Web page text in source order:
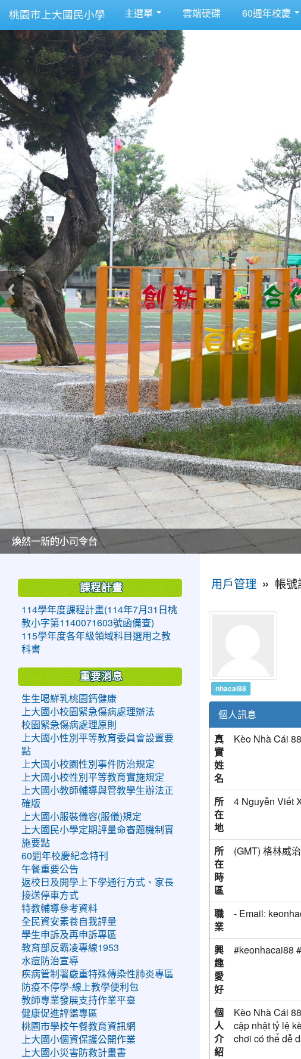
桃園市上大國民小學 主選單 雲端硬碟 60週年校慶
美麗的操場是我們活力的來源
美麗的操場是我們活力的來源
煥然一新的小司令台
煥然一新的小司令台
富含桃園埤塘田園風光意象的中廊
富含桃園埤塘田園風光意象的中廊
嶄新的中庭廣場
嶄新的中庭廣場
水生池生生不息
水生池生生不息
用戶管理 » 帳號
nhacai88
個人訊息
真
實
姓
名
Kèo Nhà Cái 88
所
在
地
4 Nguyễn Viết
所
在
時
區
(GMT) 格林威
職
業
- Email:
興
趣
愛
好
#keonhacai88
個
人
介
紹
Kèo Nhà Cái
cập nhật tỷ lệ
chơi có thể dễ
課程計畫
114學年度課程計畫(114年7月31日桃
教小字第1140071603號函備查)
115學年度各年級領域科目選用之教
科書
重要消息
生生喝鮮乳桃園鈣健康
上大國小校園緊急傷病處理辦法
校園緊急傷病處理原則
上大國小性別平等教育委員會設置要
點
上大國小校園性別事件防治規定
上大國小校性別平等教育實施規定
上大國小教師輔導與管教學生辦法正
確版
上大國小服裝儀容(服儀)規定
上大國民小學定期評量命審題機制實
施要點
60週年校慶紀念特刊
午餐重要公告
返校日及開學上下學通行方式、家長
接送停車方式
特教輔導參考資料
全民資安素養自我評量
學生申訴及再申訴專區
教育部反霸凌專線1953
水痘防治宣導
疾病管制署嚴重特殊傳染性肺炎專區
防疫不停學-線上教學便利包
教師專業發展支持作業平臺
健康促進評鑑專區
桃園市學校午餐教育資訊網
上大國小個資保護公開作業
上大國小災害防救計畫書